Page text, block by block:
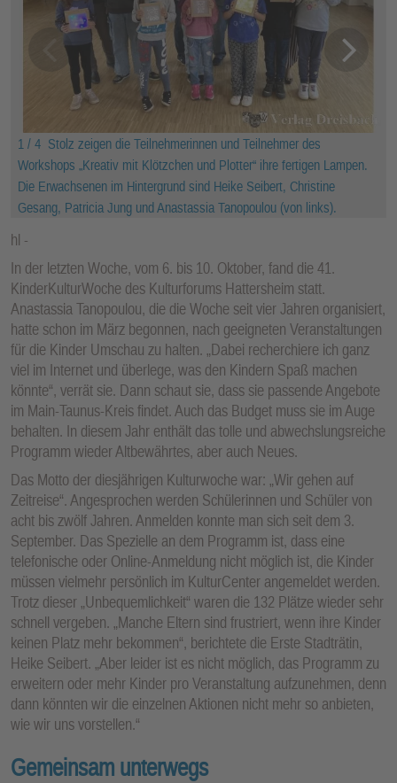
1 / 4 Stolz zeigen die Teilnehmerinnen und Teilnehmer des
Workshops „Kreativ mit Klötzchen und Plotter“ ihre fertigen Lampen.
Die Erwachsenen im Hintergrund sind Heike Seibert, Christine
Gesang, Patricia Jung und Anastassia Tanopoulou (von links).
hl
In der letzten Woche, vom 6. bis 10. Oktober, fand die 41.
KinderKulturWoche des Kulturforums Hattersheim statt.
Anastassia Tanopoulou, die die Woche seit vier Jahren organisiert,
hatte schon im März begonnen, nach geeigneten Veranstaltungen
für die Kinder Umschau zu halten. „Dabei recherchiere ich ganz
viel im Internet und überlege, was den Kindern Spaß machen
könnte“, verrät sie. Dann schaut sie, dass sie passende Angebote
im Main-Taunus-Kreis findet. Auch das Budget muss sie im Auge
behalten. In diesem Jahr enthält das tolle und abwechslungsreiche
Programm wieder Altbewährtes, aber auch Neues.
Das Motto der diesjährigen Kulturwoche war: „Wir gehen auf
Zeitreise“. Angesprochen werden Schülerinnen und Schüler von
acht bis zwölf Jahren. Anmelden konnte man sich seit dem 3.
September. Das Spezielle an dem Programm ist, dass eine
telefonische oder Online-Anmeldung nicht möglich ist, die Kinder
müssen vielmehr persönlich im KulturCenter angemeldet werden.
Trotz dieser „Unbequemlichkeit“ waren die 132 Plätze wieder sehr
schnell vergeben. „Manche Eltern sind frustriert, wenn ihre Kinder
keinen Platz mehr bekommen“, berichtete die Erste Stadträtin,
Heike Seibert. „Aber leider ist es nicht möglich, das Programm zu
erweitern oder mehr Kinder pro Veranstaltung aufzunehmen, denn
dann könnten wir die einzelnen Aktionen nicht mehr so anbieten,
wie wir uns vorstellen.“
Gemeinsam unterwegs